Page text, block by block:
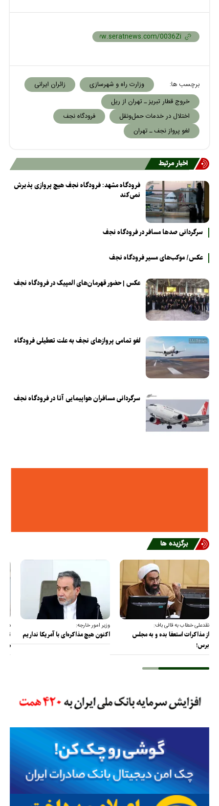
برچسب ها: وزارت راه و شهرسازی
زائران ایرانی
خروج قطار تبریز ـ تهران از ریل
اختلال در خدمات حمل‌ونقل
فرودگاه نجف
لغو پرواز نجف ـ تهران
اخبار مرتبط
فرودگاه مشهد: فرودگاه نجف هیچ پروازی پذیرش
نمی‌کند
سرگردانی صدها مسافر در فرودگاه نجف
عکس/ موکب‌های مسیر فرودگاه نجف
عکس | حضور قهرمان‌های المپیک در فرودگاه نجف
لغو تمامی پروازهای نجف به علت تعطیلی فرودگاه
سرگردانی مسافران هواپیمایی آتا در فرودگاه نجف
برگزیده ها
نقدعلی خطاب به قالی باف:
از مذاکرات استعفا بده و به مجلس
برس!
وزیر امور خارجه:
اکنون هیچ مذاکره‌ای با آمریکا نداریم
تا